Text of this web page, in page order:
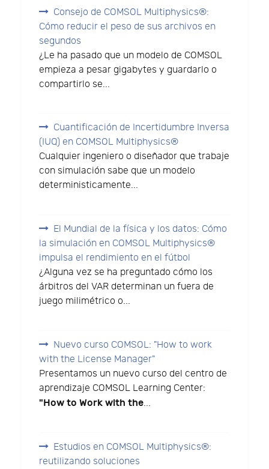
Consejo de COMSOL Multiphysics®:
Cómo reducir el peso de sus archivos en
segundos
¿Le ha pasado que un modelo de COMSOL
empieza a pesar gigabytes y guardarlo o
compartirlo se...
Cuantificación de Incertidumbre Inversa
(IUQ) en COMSOL Multiphysics®
Cualquier ingeniero o diseñador que trabaje
con simulación sabe que un modelo
deterministicamente...
El Mundial de la física y los datos: Cómo
la simulación en COMSOL Multiphysics®
impulsa el rendimiento en el fútbol
¿Alguna vez se ha preguntado cómo los
árbitros del VAR determinan un fuera de
juego milimétrico o...
Nuevo curso COMSOL: "How to work
with the License Manager"
Presentamos un nuevo curso del centro de
aprendizaje COMSOL Learning Center:
"How to Work with the...
Estudios en COMSOL Multiphysics®:
reutilizando soluciones